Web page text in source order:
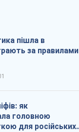
пішла в
за правилами
як
головною
для російських